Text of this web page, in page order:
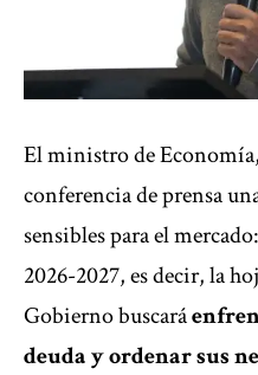
El ministro de Economía,
conferencia de prensa
sensibles para el
2026-2027, es decir, la
Gobierno buscará
deuda y ordenar sus